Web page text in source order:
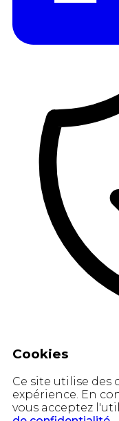
Cookies
Ce site utilise des
expérience. En
vous acceptez